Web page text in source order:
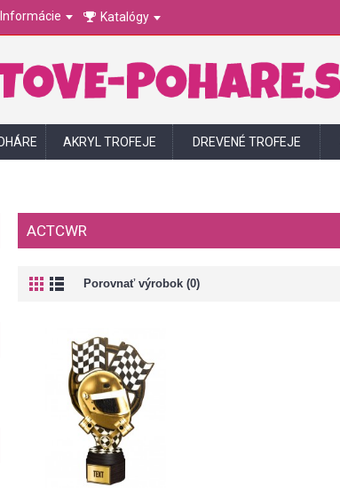
Informácie Katalógy
AKRYL TROFEJE DREVENÉ TROFEJE
ACTCWR
Porovnať výrobok (0)